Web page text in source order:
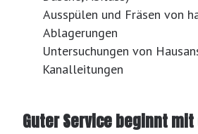
Ausspülen und Fräsen von
Ablagerungen
Untersuchungen von
Kanalleitungen
Guter Service beginnt